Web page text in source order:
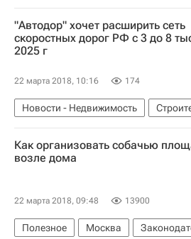
"Автодор" хочет расширить сеть
скоростных дорог РФ с 3 до 8
2025 г
22 марта 2018, 10:16 174
Новости - Недвижимость
Дороги
Инфраструктура
Как организовать собачью
возле дома
22 марта 2018, 09:48 13900
Полезное Москва